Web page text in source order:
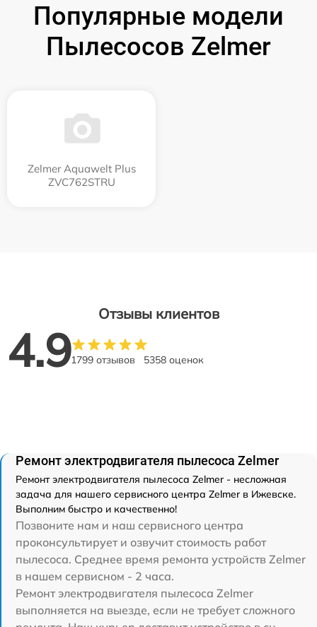
Популярные модели
Пылесосов Zelmer
Zelmer Aquawelt Plus
ZVC762STRU
Отзывы клиентов
4.91799 отзывов 5358 оценок
Ремонт электродвигателя пылесоса Zelmer
Ремонт электродвигателя пылесоса Zelmer - несложная
задача для нашего сервисного центра Zelmer в Ижевске.
Выполним быстро и качественно!
Позвоните нам и наш сервисного центра
проконсультирует и озвучит стоимость работ
пылесоса. Среднее время ремонта устройств Zelmer
в нашем сервисном - 2 часа.
Ремонт электродвигателя пылесоса Zelmer
выполняется на выезде, если не требует сложного